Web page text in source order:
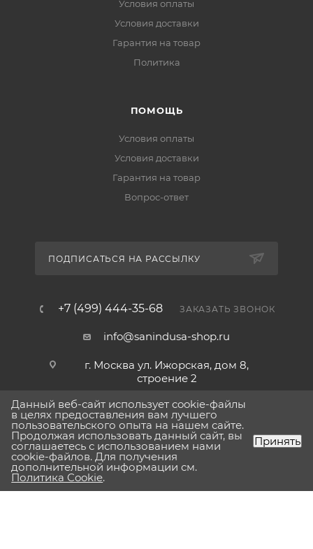
Условия оплаты
Условия доставки
Гарантия на товар
Политика
ПОМОЩЬ
Условия оплаты
Условия доставки
Гарантия на товар
Вопрос-ответ
ПОДПИСАТЬСЯ НА РАССЫЛКУ
+7 (499) 444-35-68 ЗАКАЗАТЬ ЗВОНОК
info@sanindusa-shop.ru
г. Москва ул. Ижорская, дом 8,
строение 2
2026 © Sanindusa - Официальный интернет-магазин
Данный веб-сайт использует cookie-файлы
в целях предоставления вам лучшего
пользовательского опыта на нашем сайте.
Продолжая использовать данный сайт, вы
соглашаетесь с использованием нами
cookie-файлов. Для получения
дополнительной информации см.
Политика Cookie.
Принять